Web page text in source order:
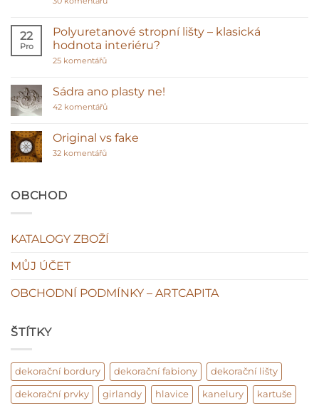
názvem
Proč
vybírat
22
Pro
Polyuretanové stropní lišty – klasická
hodnota interiéru?
25 komentářůu
názvem
Polyuretanové
stropní
klasická
hodnota
interiéru?
Sádra ano plasty ne!
42 komentářůu
názvem
Sádra
Original vs fake
32 komentářůu
OBCHOD
KATALOGY ZBOŽÍ
MŮJ ÚČET
OBCHODNÍ PODMÍNKY – ARTCAPITA
ŠTÍTKY
dekorační bordury dekorační fabiony dekorační lišty
dekorační prvky girlandy hlavice kanelury kartuše